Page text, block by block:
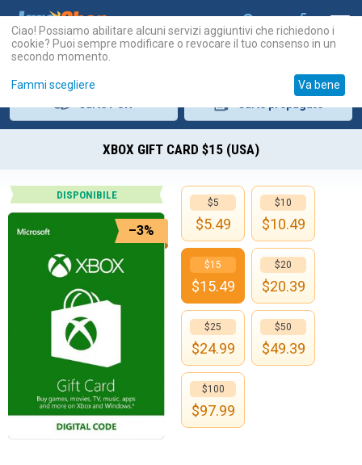
XBOX GIFT CARD $15 (USA)
DISPONIBILE
–3%
$5
$5.49
$10
$10.49
$15
$15.49
$20
$20.39
$25
$24.99
$50
$49.39
$100
$97.99
Ciao! Possiamo abilitare alcuni servizi aggiuntivi che richiedono i
cookie? Puoi sempre modificare o revocare il tuo consenso in un
secondo momento.
Fammi scegliere Va bene